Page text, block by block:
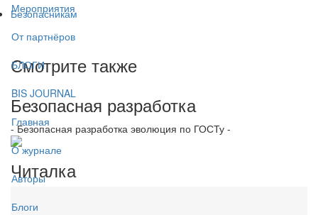
Мероприятия
От партнёров
БЛОГИ
BIS JOURNAL
Главная
О журнале
Авторы
Блоги
Безопасникам
Смотрите также
Безопасная разработка
- Безопасная разработка эволюция по ГОСТу -
Читалка